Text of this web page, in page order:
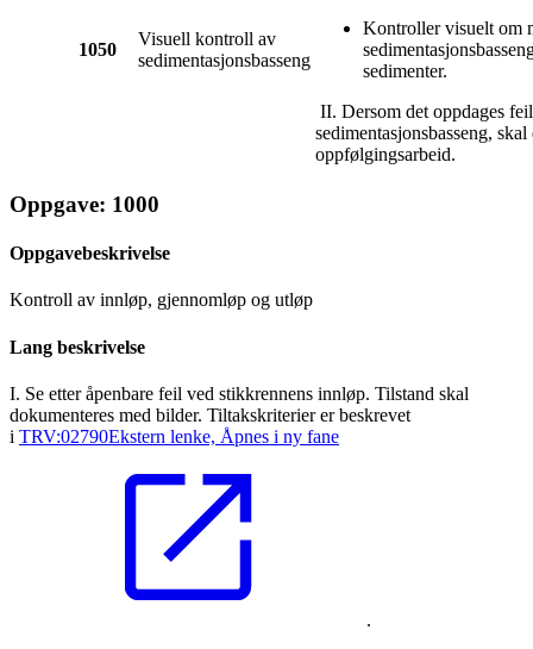
1050
Visuell kontroll av
sedimentasjonsbasseng
Kontroller visuelt om
sedimenter.
II. Dersom det oppdages
sedimentasjonsbasseng, skal
oppfølgingsarbeid.
Oppgave: 1000
Oppgavebeskrivelse
Kontroll av innløp, gjennomløp og utløp
Lang beskrivelse
I. Se etter åpenbare feil ved stikkrennens innløp. Tilstand skal
dokumenteres med bilder. Tiltakskriterier er beskrevet
i TRV:02790Ekstern lenke, Åpnes i ny fane
.